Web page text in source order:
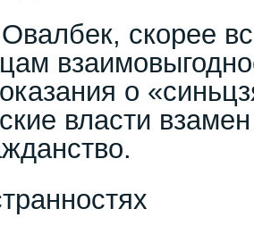
скорее
о
власти